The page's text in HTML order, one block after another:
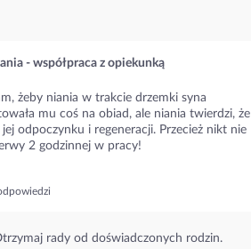
- współpraca z opiekunką
żeby niania w trakcie drzemki syna
mu coś na obiad, ale niania twierdzi, że
odpoczynku i regeneracji. Przecież nikt nie
2 godzinnej w pracy!
rady od doświadczonych rodzin.